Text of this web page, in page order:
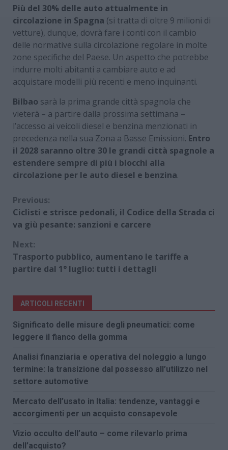
Più del 30% delle auto attualmente in
circolazione in Spagna (si tratta di oltre 9 milioni di
vetture), dunque, dovrà fare i conti con il cambio
delle normative sulla circolazione regolare in molte
zone specifiche del Paese. Un aspetto che potrebbe
indurre molti abitanti a cambiare auto e ad
acquistare modelli più recenti e meno inquinanti.
Bilbao sarà la prima grande città spagnola che
vieterà – a partire dalla prossima settimana –
l’accesso ai veicoli diesel e benzina menzionati in
precedenza nella sua Zona a Basse Emissioni. Entro
il 2028 saranno oltre 30 le grandi città spagnole a
estendere sempre di più i blocchi alla
circolazione per le auto diesel e benzina.
Continue
Reading
Previous:
Ciclisti e strisce pedonali, il Codice della Strada ci
va giù pesante: sanzioni e carcere
Next:
Trasporto pubblico, aumentano le tariffe a
partire dal 1° luglio: tutti i dettagli
ARTICOLI RECENTI
Significato delle misure degli pneumatici: come
leggere il fianco della gomma
Analisi finanziaria e operativa del noleggio a lungo
termine: la transizione dal possesso all’utilizzo nel
settore automotive
Mercato dell’usato in Italia: tendenze, vantaggi e
accorgimenti per un acquisto consapevole
Vizio occulto dell’auto – come rilevarlo prima
dell’acquisto?